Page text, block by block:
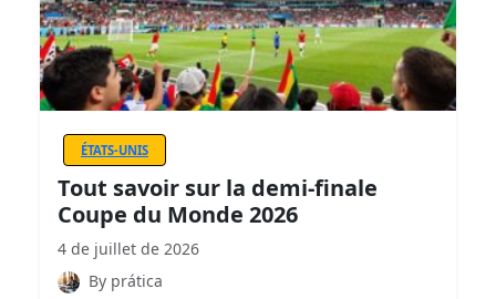
ÉTATS-UNIS
Tout savoir sur la demi-finale
Coupe du Monde 2026
4 de juillet de 2026
By prática